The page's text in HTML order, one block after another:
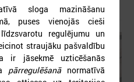
sloga mazināšanu
puses vienojās cieši
regulējumu un
straujāku pašvaldību
ir jāsekmē uzticēšanās
pārregulēšanānormatīvā